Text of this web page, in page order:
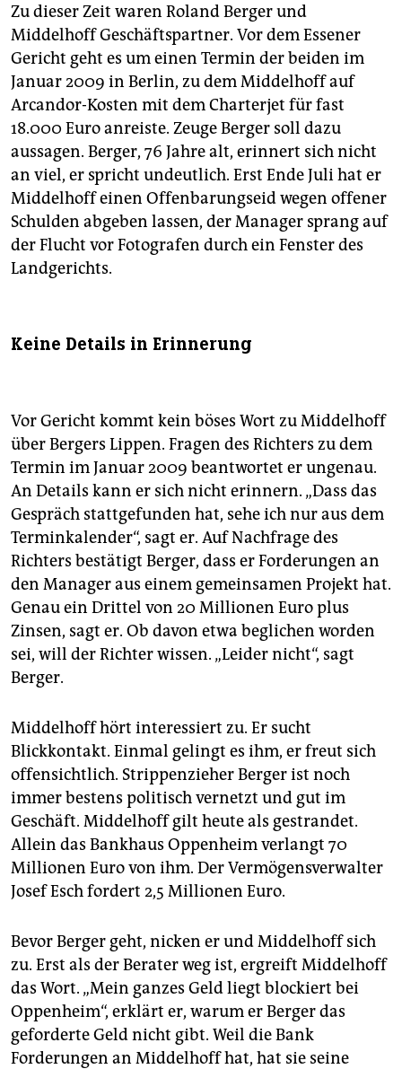
Zu dieser Zeit waren Roland Berger und
Middelhoff Geschäftspartner. Vor dem Essener
Gericht geht es um einen Termin der beiden im
Januar 2009 in Berlin, zu dem Middelhoff auf
Arcandor-Kosten mit dem Charterjet für fast
18.000 Euro anreiste. Zeuge Berger soll dazu
aussagen. Berger, 76 Jahre alt, erinnert sich nicht
an viel, er spricht undeutlich. Erst Ende Juli hat er
Middelhoff einen Offenbarungseid wegen offener
Schulden abgeben lassen, der Manager sprang auf
der Flucht vor Fotografen durch ein Fenster des
Landgerichts.
Keine Details in Erinnerung
Vor Gericht kommt kein böses Wort zu Middelhoff
über Bergers Lippen. Fragen des Richters zu dem
Termin im Januar 2009 beantwortet er ungenau.
An Details kann er sich nicht erinnern. „Dass das
Gespräch stattgefunden hat, sehe ich nur aus dem
Terminkalender“, sagt er. Auf Nachfrage des
Richters bestätigt Berger, dass er Forderungen an
den Manager aus einem gemeinsamen Projekt hat.
Genau ein Drittel von 20 Millionen Euro plus
Zinsen, sagt er. Ob davon etwa beglichen worden
sei, will der Richter wissen. „Leider nicht“, sagt
Berger.
Middelhoff hört interessiert zu. Er sucht
Blickkontakt. Einmal gelingt es ihm, er freut sich
offensichtlich. Strippenzieher Berger ist noch
immer bestens politisch vernetzt und gut im
Geschäft. Middelhoff gilt heute als gestrandet.
Allein das Bankhaus Oppenheim verlangt 70
Millionen Euro von ihm. Der Vermögensverwalter
Josef Esch fordert 2,5 Millionen Euro.
Bevor Berger geht, nicken er und Middelhoff sich
zu. Erst als der Berater weg ist, ergreift Middelhoff
das Wort. „Mein ganzes Geld liegt blockiert bei
Oppenheim“, erklärt er, warum er Berger das
geforderte Geld nicht gibt. Weil die Bank
Forderungen an Middelhoff hat, hat sie seine